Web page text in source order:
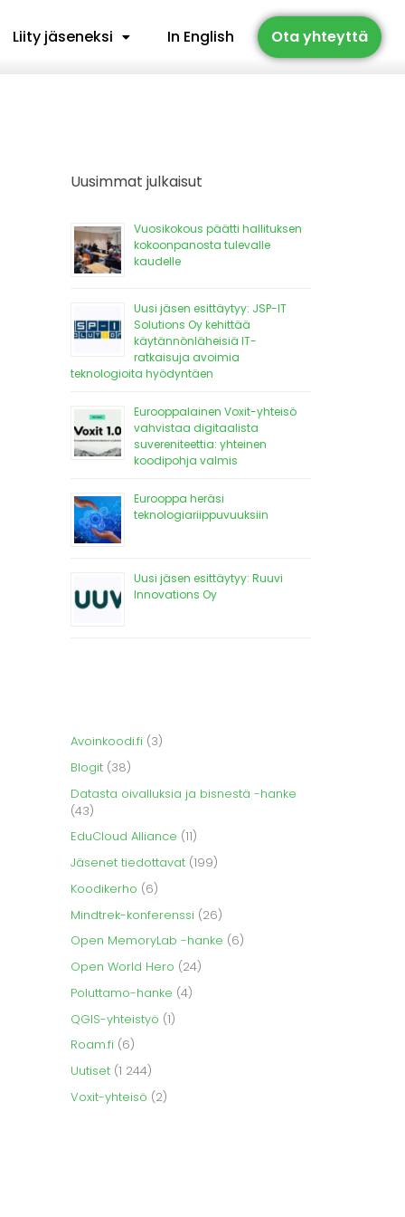
Liity jäseneksi In English Ota yhteyttä
Uusimmat julkaisut
Vuosikokous päätti hallituksen
kokoonpanosta tulevalle
kaudelle
Uusi jäsen esittäytyy: JSP-IT
Solutions Oy kehittää
käytännönläheisiä IT-
ratkaisuja avoimia
teknologioita hyödyntäen
Eurooppalainen Voxit-yhteisö
vahvistaa digitaalista
suvereniteettia: yhteinen
koodipohja valmis
Eurooppa heräsi
teknologiariippuvuuksiin
Uusi jäsen esittäytyy: Ruuvi
Innovations Oy
Avoinkoodi.fi (3)
Blogit (38)
Datasta oivalluksia ja bisnestä -hanke
(43)
EduCloud Alliance (11)
Jäsenet tiedottavat (199)
Koodikerho (6)
Mindtrek-konferenssi (26)
Open MemoryLab -hanke (6)
Open World Hero (24)
Poluttamo-hanke (4)
QGIS-yhteistyö (1)
Roam.fi (6)
Uutiset (1 244)
Voxit-yhteisö (2)